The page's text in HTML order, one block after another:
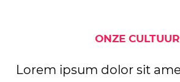
ONZE CULTUUR
Lorem ipsum dolor sit